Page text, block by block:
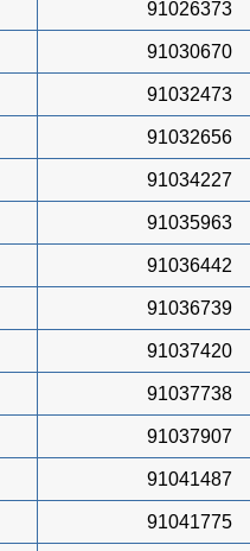
91026373
91030670
91032473
91032656
91034227
91035963
91036442
91036739
91037420
91037738
91037907
91041487
91041775